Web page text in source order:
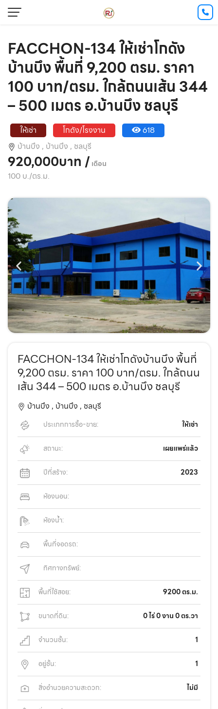
FACCHON-134 ให้เช่าโกดัง
บ้านบึง พื้นที่ 9,200 ตรม. ราคา
100 บาท/ตรม. ใกล้ถนนเส้น 344
– 500 เมตร อ.บ้านบึง ชลบุรี
ให้เช่า โกดัง/โรงงาน
618
บ้านบึง , บ้านบึง , ชลบุรี
920,000บาท / เดือน
100 บ./ตร.ม.
FACCHON-134 ให้เช่าโกดังบ้านบึง พื้นที่
9,200 ตรม. ราคา 100 บาท/ตรม. ใกล้ถนน
เส้น 344 – 500 เมตร อ.บ้านบึง ชลบุรี
บ้านบึง , บ้านบึง , ชลบุรี
ประเภทการซื้อ-ขาย: ให้เช่า
สถานะ: เผยแพร่แล้ว
ปีที่สร้าง: 2023
ห้องนอน:
ห้องน้ำ:
พื้นที่จอดรถ:
ทิศทางทรัพย์:
พื้นที่ใช้สอย: 9200 ตร.ม.
ขนาดที่ดิน: 0 ไร่ 0 งาน 0 ตร.วา
จำนวนชั้น: 1
อยู่ชั้น: 1
สิ่งอำนวยความสะดวก: ไม่มี